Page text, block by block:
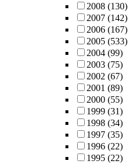
2008 (130)
2007 (142)
2006 (167)
2005 (533)
2004 (99)
2003 (75)
2002 (67)
2001 (89)
2000 (55)
1999 (31)
1998 (34)
1997 (35)
1996 (22)
1995 (22)